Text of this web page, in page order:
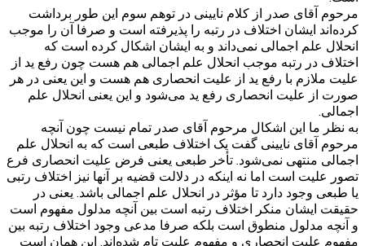
مرحوم آقای صدر از کلام نایینی در توهم سوم این طور برداشت
کرده‌اند ایشان اختلاف در رتبه را پذیرفته است و صرفا آن را موجب
انحلال علم اجمالی نمی‌داند و به ایشان اشکال کرده است که
اختلاف در رتبه موجب انحلال علم اجمالی هم هست چون رفع ید از
علیت ملازم با رفع ید از علیت انحصاری هم هست و این یعنی در هر
صورت از علیت انحصاری رفع ید می‌شود و این یعنی انحلال علم
اجمالی.
به نظر ما این اشکال مرحوم آقای صدر تمام نیست چون آنچه
مرحوم آقای نایینی گفت یک اختلاف طبعی است که به انحلال علم
اجمالی منتهی نمی‌شود. تأخر طبعی یعنی فرض علیت انحصاری فرع
تصور علیت است اما نه اینکه در دلالت قضیه بر آنها نیز اختلاف رتبی
یا طبعی وجود دارد تا مؤثر در انحلال علم اجمالی باشد. یعنی در
حقیقت ایشان منکر اختلاف رتبه است بین آنچه مدلول مفهوم است
و آنچه مدلول منطوق است بلکه صرفا مدعی وجود اختلاف رتبه بین
مفهوم علیت انحصاری و مفهوم علیت تام شده‌اند. این همان است